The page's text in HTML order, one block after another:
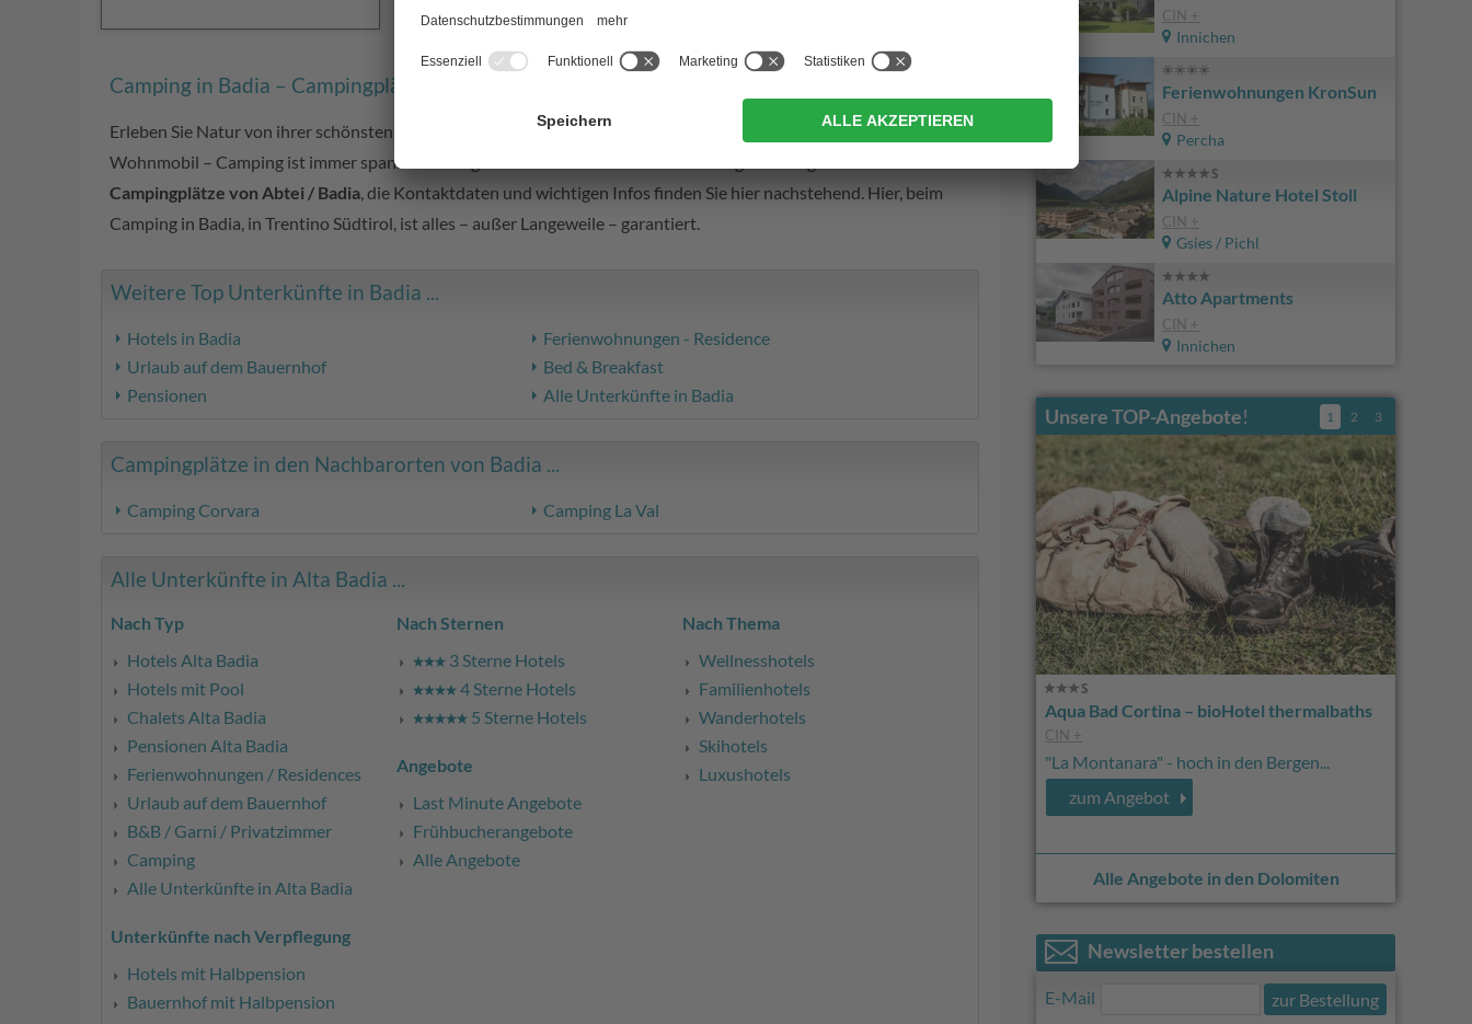
Camping in Badia – Campingplätze in herrlicher Natur
Erleben Sie Natur von ihrer schönsten Seite: beim Camping in Badia im Gadertal
. Ob mit dem eigenen Zelt oder im
Wohnmobil – Camping ist immer spannend und garantiert erlebnisreiche Urlaubstage für die ganze Familie. Die
Campingplätze von Abtei / Badia, die Kontaktdaten und wichtigen Infos finden Sie hier nachstehend. Hier, beim
Camping in Badia, in Trentino Südtirol, ist alles – außer Langeweile – garantiert.
Weitere Top Unterkünfte in Badia ...
Hotels in Badia
Ferienwohnungen - Residence
Urlaub auf dem Bauernhof
Bed & Breakfast
Pensionen
Alle Unterkünfte in Badia
Campingplätze in den Nachbarorten von Badia ...
Camping Corvara Camping La Val
Alle Unterkünfte in Alta Badia ...
Nach Typ
Hotels Alta Badia
Hotels mit Pool
Chalets Alta Badia
Pensionen Alta Badia
Ferienwohnungen / Residences
Urlaub auf dem Bauernhof
B&B / Garni / Privatzimmer
Camping
Alle Unterkünfte in Alta Badia
Unterkünfte nach Verpflegung
Hotels mit Halbpension
Bauernhof mit Halbpension
Nach Sternen
3 Sterne Hotels
4 Sterne Hotels
5 Sterne Hotels
Angebote
Last Minute Angebote
Frühbucherangebote
Alle Angebote
Nach Thema
Wellnesshotels
Familienhotels
Wanderhotels
Skihotels
Luxushotels
CIN +
Innichen
Ferienwohnungen KronSun
CIN +
Percha
Alpine Nature Hotel Stoll
CIN +
Gsies / Pichl
Atto Apartments
CIN +
Innichen
Unsere TOP-Angebote!
Aqua Bad Cortina – bioHotel thermalbaths
CIN +
"La Montanara" - hoch in den Bergen...
zum Angebot
1 2 3
Alle Angebote in den Dolomiten
Newsletter bestellen
E-Mail